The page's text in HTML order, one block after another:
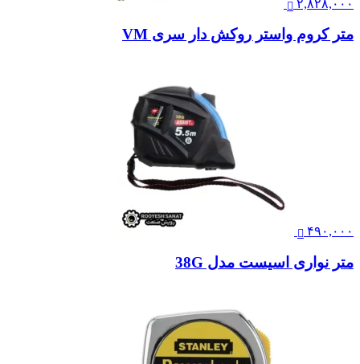
۲,۸۲۸,۰۰۰
متر کروم واستر روکش دار سری VM
۴۹۰,۰۰۰
متر نواری اسیست مدل 38G